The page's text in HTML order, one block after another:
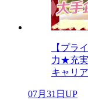
【プラ
力★充実
キャリ
07月31日UP